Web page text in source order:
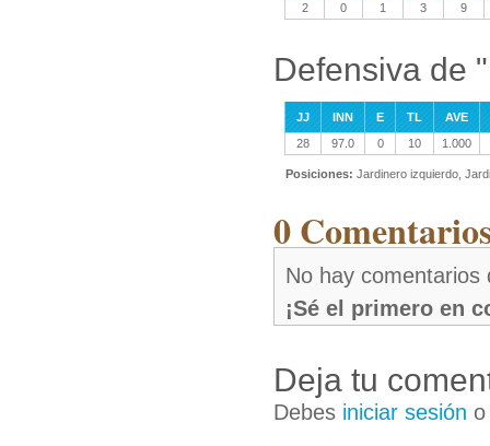
2
0 1 3 9
Defensiva de
JJ INN E TL
AVE
28
97.0 0 10 1.000
Posiciones: Jardinero izquierdo,
0
No hay comentarios
¡Sé el primero en
Deja tu
Debes iniciar sesión